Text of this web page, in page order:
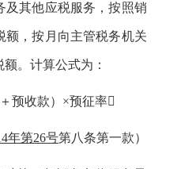
及其他应税服务，按照销
额，按月向主管税务机关
。计算公式为：
预收款）×预征率
年第26号第八条第一款）